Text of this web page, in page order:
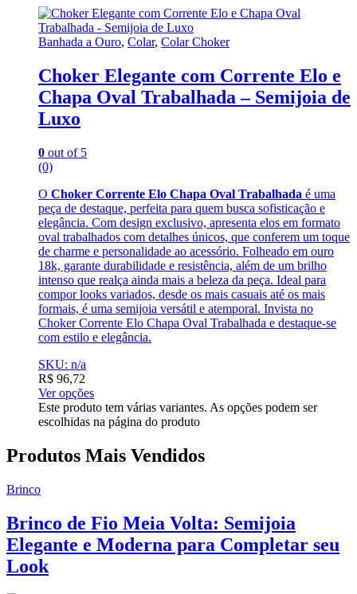
Banhada a Ouro, Colar, Colar Choker
Choker Elegante com Corrente Elo e
Chapa Oval Trabalhada – Semijoia de
Luxo
0 out of 5
(0)
O Choker Corrente Elo Chapa Oval Trabalhada é uma
peça de destaque, perfeita para quem busca sofisticação e
elegância. Com design exclusivo, apresenta elos em formato
oval trabalhados com detalhes únicos, que conferem um toque
de charme e personalidade ao acessório. Folheado em ouro
18k, garante durabilidade e resistência, além de um brilho
intenso que realça ainda mais a beleza da peça. Ideal para
compor looks variados, desde os mais casuais até os mais
formais, é uma semijoia versátil e atemporal. Invista no
Choker Corrente Elo Chapa Oval Trabalhada e destaque-se
com estilo e elegância.
SKU: n/a
R$ 96,72
Ver opções
Este produto tem várias variantes. As opções podem ser
escolhidas na página do produto
Produtos Mais Vendidos
Brinco
Brinco de Fio Meia Volta: Semijoia
Elegante e Moderna para Completar seu
Look